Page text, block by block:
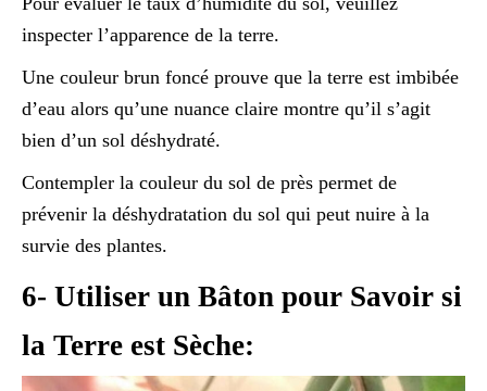
inspecter l’apparence de la terre.
Une couleur brun foncé prouve que la terre est imbibée
d’eau alors qu’une nuance claire montre qu’il s’agit
bien d’un sol déshydraté.
Contempler la couleur du sol de près permet de
prévenir la déshydratation du sol qui peut nuire à la
survie des plantes.
6- Utiliser un Bâton pour Savoir si
la Terre est Sèche: